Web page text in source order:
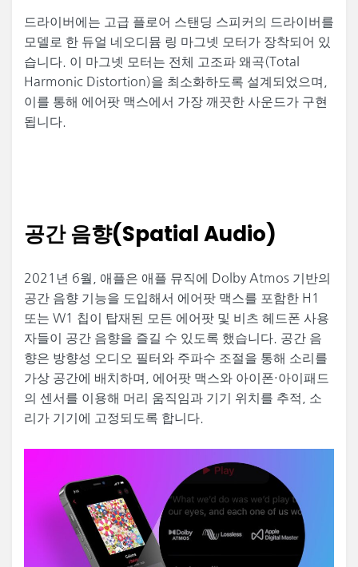
드라이버에는 고급 플로어 스탠딩 스피커의 드라이버를
모델로 한 듀얼 네오디뮴 링 마그넷 모터가 장착되어 있
습니다. 이 마그넷 모터는 전체 고조파 왜곡(Total
Harmonic Distortion)을 최소화하도록 설계되었으며,
이를 통해 에어팟 맥스에서 가장 깨끗한 사운드가 구현
됩니다.
공간 음향(Spatial Audio)
2021년 6월, 애플은 애플 뮤직에 Dolby Atmos 기반의
공간 음향 기능을 도입해서 에어팟 맥스를 포함한 H1
또는 W1 칩이 탑재된 모든 에어팟 및 비츠 헤드폰 사용
자들이 공간 음향을 즐길 수 있도록 했습니다. 공간 음
향은 방향성 오디오 필터와 주파수 조절을 통해 소리를
가상 공간에 배치하며, 에어팟 맥스와 아이폰·아이패드
의 센서를 이용해 머리 움직임과 기기 위치를 추적, 소
리가 기기에 고정되도록 합니다.